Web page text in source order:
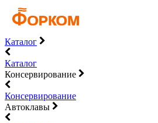
Каталог
Каталог
Консервирование
Консервирование
Автоклавы